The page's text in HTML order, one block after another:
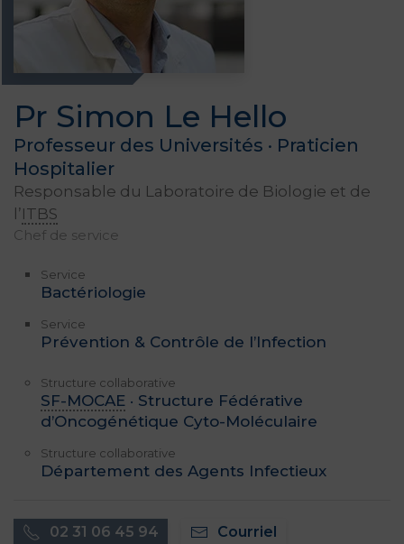
Pr Simon Le Hello
Professeur des Universités · Praticien
Hospitalier
Responsable du Laboratoire de Biologie et de
l’ITBS
Chef de service
Service
Bactériologie
Service
Prévention & Contrôle de l’Infection
Structure collaborative
SF-MOCAE · Structure Fédérative
d’Oncogénétique Cyto-Moléculaire
Structure collaborative
Département des Agents Infectieux
02 31 06 45 94 Courriel